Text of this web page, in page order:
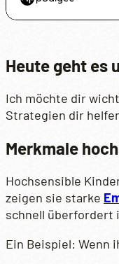
Heute geht es
Ich möchte dir
Strategien dir
Merkmale
Hochsensible
zeigen sie starke
schnell überfordert
Ein Beispiel: Wenn